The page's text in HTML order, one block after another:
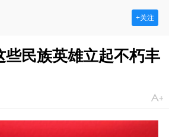
+关注
些民族英雄立起不朽丰